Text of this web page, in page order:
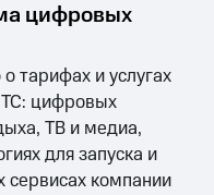
цифровых
тарифах и услугах
цифровых
ТВ и медиа,
для запуска и
сервисах компании